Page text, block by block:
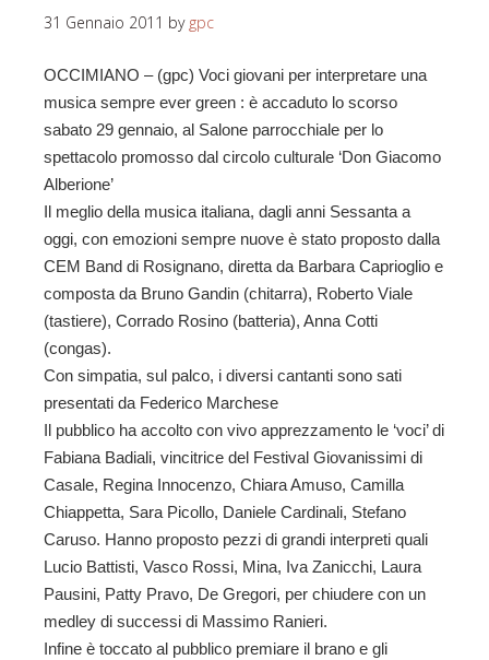
31 Gennaio 2011 by gpc
OCCIMIANO – (gpc) Voci giovani per interpretare una
musica sempre ever green : è accaduto lo scorso
sabato 29 gennaio, al Salone parrocchiale per lo
spettacolo promosso dal circolo culturale ‘Don Giacomo
Alberione’
Il meglio della musica italiana, dagli anni Sessanta a
oggi, con emozioni sempre nuove è stato proposto dalla
CEM Band di Rosignano, diretta da Barbara Caprioglio e
composta da Bruno Gandin (chitarra), Roberto Viale
(tastiere), Corrado Rosino (batteria), Anna Cotti
(congas).
Con simpatia, sul palco, i diversi cantanti sono sati
presentati da Federico Marchese
Il pubblico ha accolto con vivo apprezzamento le ‘voci’ di
Fabiana Badiali, vincitrice del Festival Giovanissimi di
Casale, Regina Innocenzo, Chiara Amuso, Camilla
Chiappetta, Sara Picollo, Daniele Cardinali, Stefano
Caruso. Hanno proposto pezzi di grandi interpreti quali
Lucio Battisti, Vasco Rossi, Mina, Iva Zanicchi, Laura
Pausini, Patty Pravo, De Gregori, per chiudere con un
medley di successi di Massimo Ranieri.
Infine è toccato al pubblico premiare il brano e gli